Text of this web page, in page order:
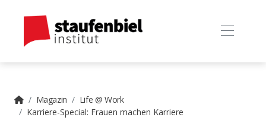
Magazin
Life @ Work
Karriere-Special: Frauen machen Karriere